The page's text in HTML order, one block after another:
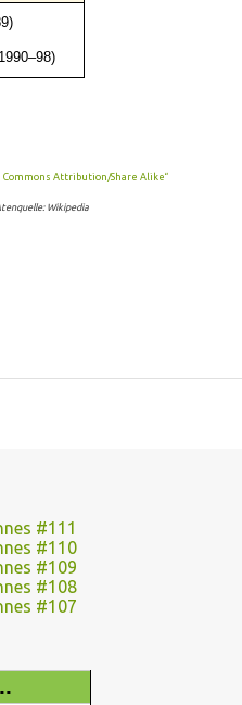
Commons Attribution/Share Alike“
Wikipedia
#111
#110
#109
#108
#107